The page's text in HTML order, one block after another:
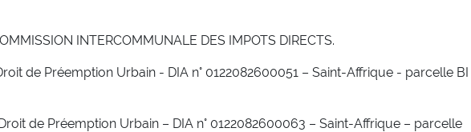
INTERCOMMUNALE DES IMPOTS DIRECTS.
de Préemption Urbain - DIA n° 0122082600051 – Saint-Affrique - parcelle BI
de Préemption Urbain – DIA n° 0122082600063 – Saint-Affrique – parcelle